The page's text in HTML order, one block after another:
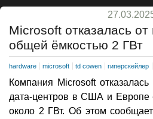
Microsoft отказалась
общей ёмкостью 2 ГВт
hardware microsoft td cowen гиперскейлер
Компания Microsoft
дата-центров в США и Европе
около 2 ГВт. Об этом сообщает